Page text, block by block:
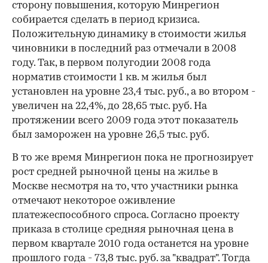
сторону повышения, которую Минрегион
собирается сделать в период кризиса.
Положительную динамику в стоимости жилья
чиновники в последний раз отмечали в 2008
году. Так, в первом полугодии 2008 года
норматив стоимости 1 кв. м жилья был
установлен на уровне 23,4 тыс. руб., а во втором -
увеличен на 22,4%, до 28,65 тыс. руб. На
протяжении всего 2009 года этот показатель
был заморожен на уровне 26,5 тыс. руб.
В то же время Минрегион пока не прогнозирует
рост средней рыночной цены на жилье в
Москве несмотря на то, что участники рынка
отмечают некоторое оживление
платежеспособного спроса. Согласно проекту
приказа в столице средняя рыночная цена в
первом квартале 2010 года останется на уровне
прошлого года - 73,8 тыс. руб. за "квадрат". Тогда